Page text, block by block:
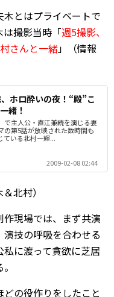
とはプライベートで
撮影当時「週5撮影、
さんと一緒」（情報
ホロ酔いの夜！“殿”こ
緒！
で主人公・直江兼続を演じる妻
の第5話が放映された数時間も
ている北村一輝...
2009-02-08 02:44
北村）
現場では、まず共演
技の呼吸を合わせる
に渡って貪欲に芝居
の役作りをしたこと